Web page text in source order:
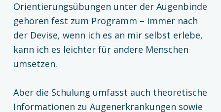
Orientierungsübungen unter der Augenbinde
gehören fest zum Programm – immer nach
der Devise, wenn ich es an mir selbst erlebe,
kann ich es leichter für andere Menschen
umsetzen.
Aber die Schulung umfasst auch theoretische
Informationen zu Augenerkrankungen sowie